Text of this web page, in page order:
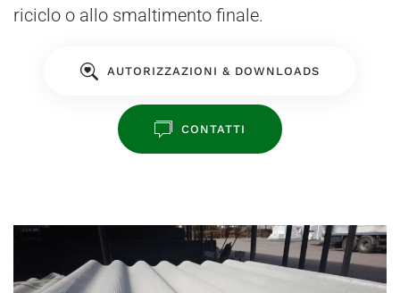
riciclo o allo smaltimento finale.
AUTORIZZAZIONI & DOWNLOADS
CONTATTI